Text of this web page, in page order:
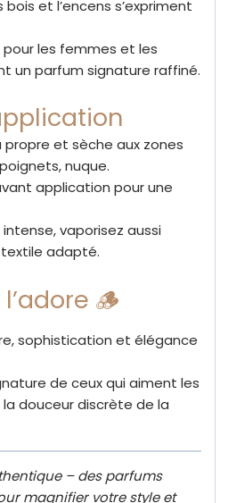
et l’encens s’expriment
les femmes et les
un parfum signature raffiné.
propre et sèche aux zones
nuque.
application pour une
intense, vaporisez aussi
adapté.
🪵
sophistication et élégance
de ceux qui aiment les
la douceur discrète de la
– des parfums
magnifier votre style et